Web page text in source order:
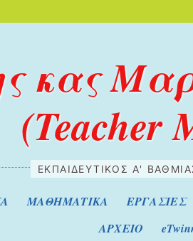
κας
(Teacher
ΕΚΠΑΙΔΕΥΤΙΚΌΣ Α'
ΜΑΘΗΜΑΤΙΚΑ ΕΡΓΑΣΙΕΣ
ΑΡΧΕΙΟ